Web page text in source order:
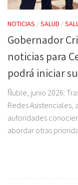
NOTICIAS /SALUD /
Gobernador
noticias para
podrá iniciar
Ñuble, junio 2026:
Redes
autoridades
abordar otras